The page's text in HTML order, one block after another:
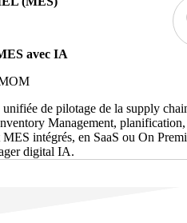
avec IA
de pilotage de la supply
Management,
intégrés, en SaaS ou On
digital IA.